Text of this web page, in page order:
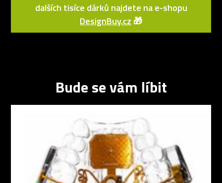
dalších tisíce dárků najdete na e-shopu
DesignBuy.cz 🎁
Bude se vám líbit